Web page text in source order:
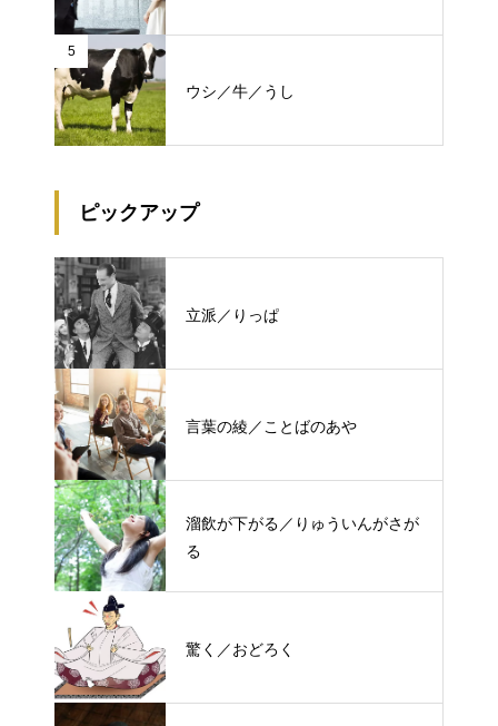
5
ウシ／牛／うし
ピックアップ
立派／りっぱ
言葉の綾／ことばのあや
溜飲が下がる／りゅういんがさが
る
驚く／おどろく